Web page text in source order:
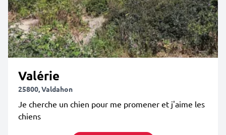
Valérie
25800, Valdahon
Je cherche un chien pour me promener et j'aime les
chiens